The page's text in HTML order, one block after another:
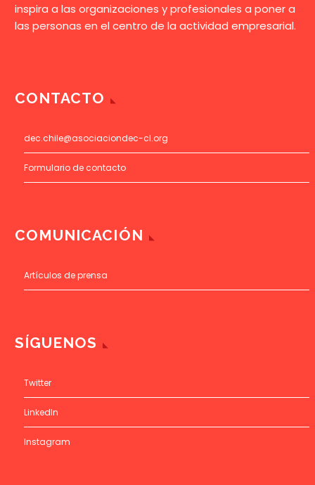
inspira a las organizaciones y profesionales a poner a
las personas en el centro de la actividad empresarial.
CONTACTO
dec.chile@asociaciondec-cl.org
Formulario de contacto
COMUNICACIÓN
Artículos de prensa
SÍGUENOS
Twitter
LinkedIn
Instagram